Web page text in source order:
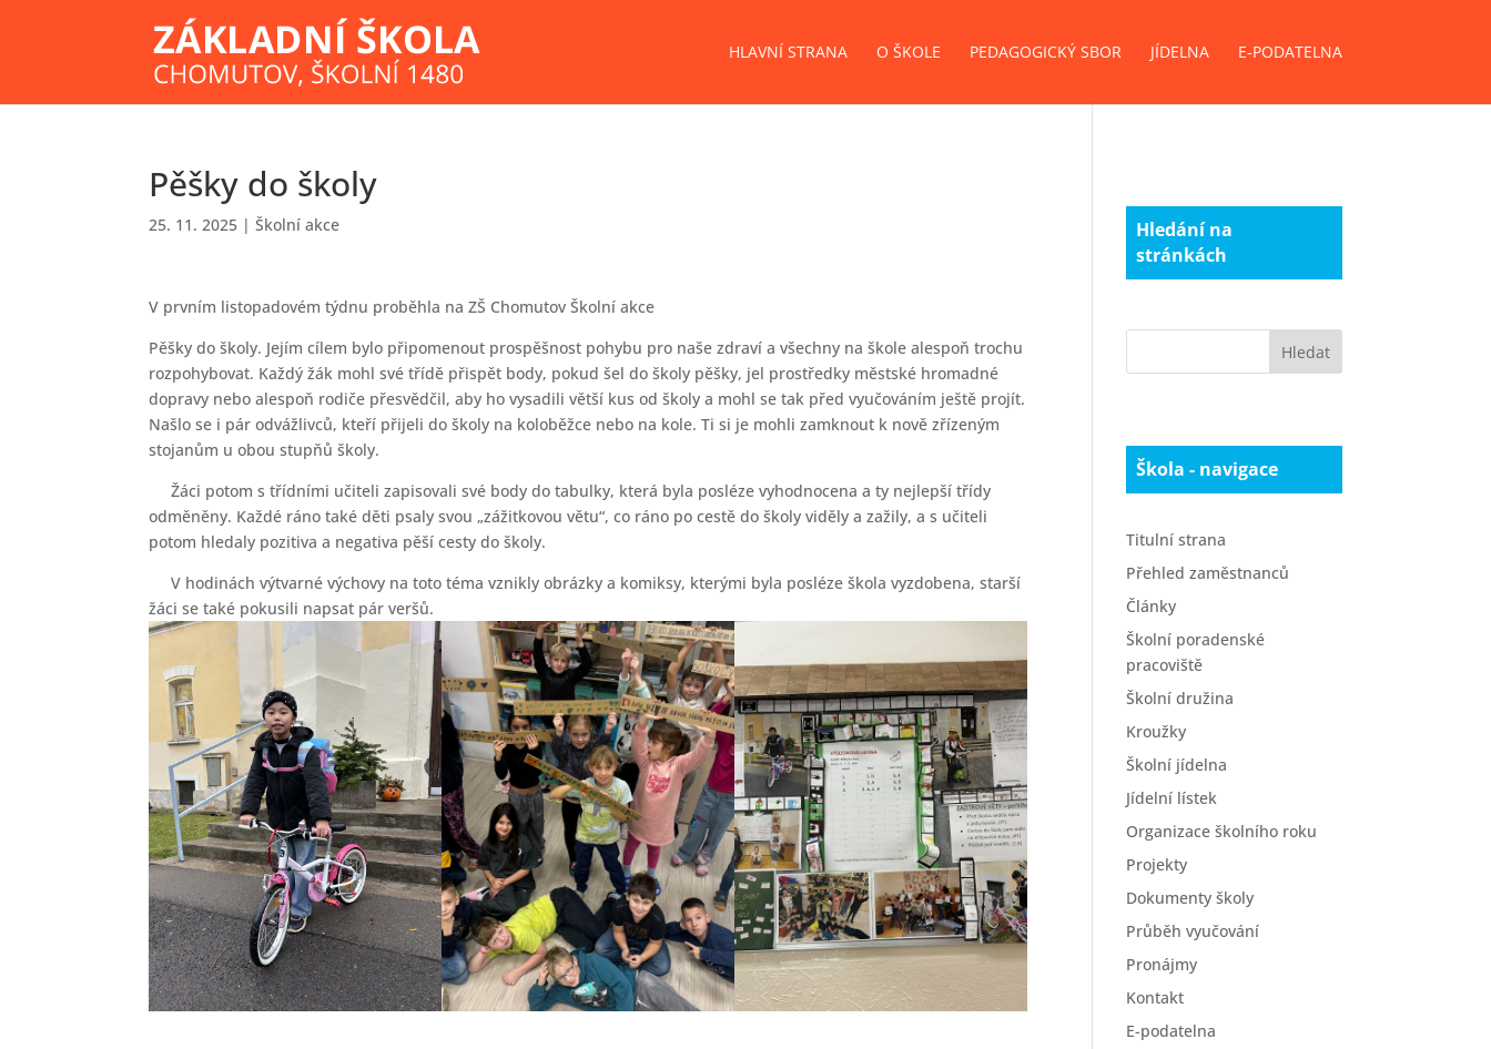
HLAVNÍ STRANA O ŠKOLE PEDAGOGICKÝ SBOR JÍDELNA E-PODATELNA
Pěšky do školy
25. 11. 2025 |Školní akce
V prvním listopadovém týdnu proběhla na ZŠ Chomutov Školní akce
Pěšky do školy. Jejím cílem bylo připomenout prospěšnost pohybu pro naše zdraví a všechny na škole alespoň trochu
rozpohybovat. Každý žák mohl své třídě přispět body, pokud šel do školy pěšky, jel prostředky městské hromadné
dopravy nebo alespoň rodiče přesvědčil, aby ho vysadili větší kus od školy a mohl se tak před vyučováním ještě projít.
Našlo se i pár odvážlivců, kteří přijeli do školy na koloběžce nebo na kole. Ti si je mohli zamknout k nově zřízeným
stojanům u obou stupňů školy.
Žáci potom s třídními učiteli zapisovali své body do tabulky, která byla posléze vyhodnocena a ty nejlepší třídy
odměněny. Každé ráno také děti psaly svou „zážitkovou větu“, co ráno po cestě do školy viděly a zažily, a s učiteli
potom hledaly pozitiva a negativa pěší cesty do školy.
V hodinách výtvarné výchovy na toto téma vznikly obrázky a komiksy, kterými byla posléze škola vyzdobena, starší
žáci se také pokusili napsat pár veršů.
Hledání na
stránkách
Škola - navigace
Titulní strana
Přehled zaměstnanců
Články
Školní poradenské
pracoviště
Školní družina
Kroužky
Školní jídelna
Jídelní lístek
Organizace školního roku
Projekty
Dokumenty školy
Průběh vyučování
Pronájmy
Kontakt
E-podatelna